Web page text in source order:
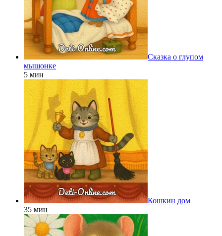
Сказка о глупом
мышонке
5 мин
Кошкин дом
35 мин